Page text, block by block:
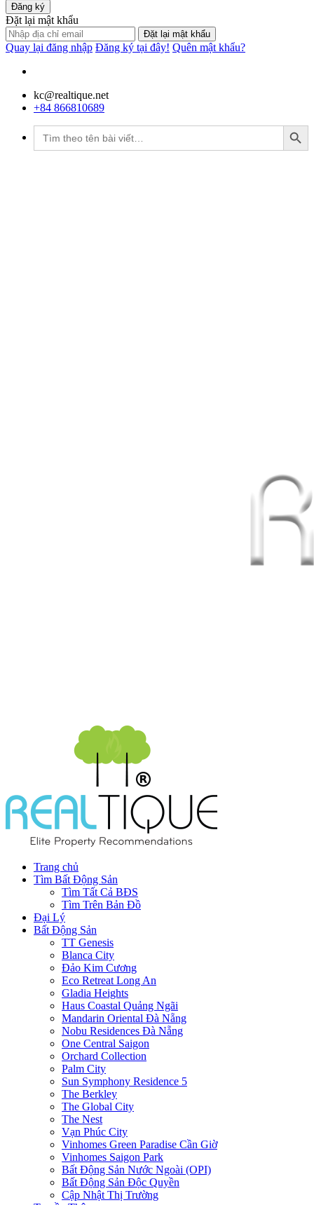
Đăng ký
Đặt lại mật khẩu
Đặt lại mật khẩu
Quay lại đăng nhập Đăng ký tại đây! Quên mật khẩu?
kc@realtique.net
+84 866810689
Tìm
kiếm:
Search Button
Trang chủ
Tìm Bất Động Sản
Tìm Tất Cả BĐS
Tìm Trên Bản Đồ
Đại Lý
Bất Động Sản
TT Genesis
Blanca City
Đảo Kim Cương
Eco Retreat Long An
Gladia Heights
Haus Coastal Quảng Ngãi
Mandarin Oriental Đà Nẵng
Nobu Residences Đà Nẵng
One Central Saigon
Orchard Collection
Palm City
Sun Symphony Residence 5
The Berkley
The Global City
The Nest
Vạn Phúc City
Vinhomes Green Paradise Cần Giờ
Vinhomes Saigon Park
Bất Động Sản Nước Ngoài (OPI)
Bất Động Sản Độc Quyền
Cập Nhật Thị Trường